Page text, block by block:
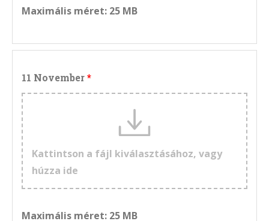
Maximális méret: 25 MB
11 November
Kattintson a fájl kiválasztásához, vagy
húzza ide
Maximális méret: 25 MB